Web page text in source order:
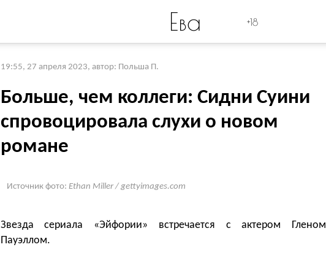
Ева +18
19:55, 27 апреля 2023, автор: Польша П.
Больше, чем коллеги: Сидни Суини
спровоцировала слухи о новом
романе
Источник фото: Ethan Miller / gettyimages.com
Звезда сериала «Эйфории» встречается с актером Гленом
Пауэллом.